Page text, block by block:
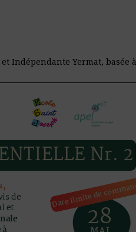
Indépendante Yermat, basée à